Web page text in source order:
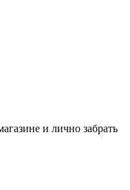
и лично забрать